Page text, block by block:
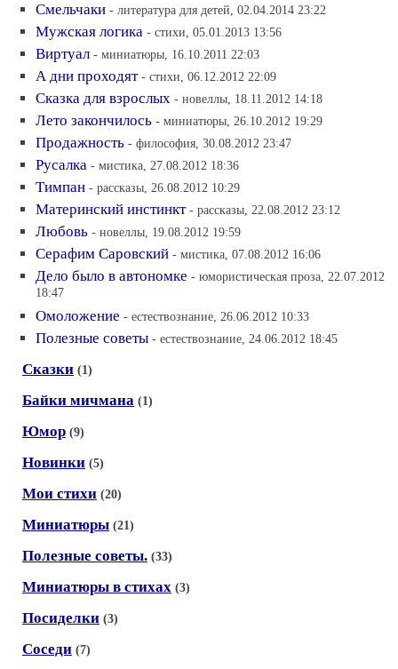
Смельчаки - литература для детей, 02.04.2014 23:22
Мужская логика - стихи, 05.01.2013 13:56
Виртуал - миниатюры, 16.10.2011 22:03
А дни проходят - стихи, 06.12.2012 22:09
Сказка для взрослых - новеллы, 18.11.2012 14:18
Лето закончилось - миниатюры, 26.10.2012 19:29
Продажность - философия, 30.08.2012 23:47
Русалка - мистика, 27.08.2012 18:36
Тимпан - рассказы, 26.08.2012 10:29
Материнский инстинкт - рассказы, 22.08.2012 23:12
Любовь - новеллы, 19.08.2012 19:59
Серафим Саровский - мистика, 07.08.2012 16:06
Дело было в автономке - юмористическая проза, 22.07.2012
18:47
Омоложение - естествознание, 26.06.2012 10:33
Полезные советы - естествознание, 24.06.2012 18:45
Сказки (1)
Байки мичмана (1)
Юмор (9)
Новинки (5)
Мои стихи (20)
Миниатюры (21)
Полезные советы. (33)
Миниатюры в стихах (3)
Посиделки (3)
Соседи (7)